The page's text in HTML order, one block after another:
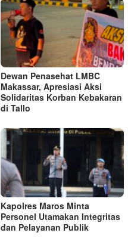
Dewan Penasehat LMBC
Makassar, Apresiasi Aksi
Solidaritas Korban Kebakaran
di Tallo
Kapolres Maros Minta
Personel Utamakan Integritas
dan Pelayanan Publik